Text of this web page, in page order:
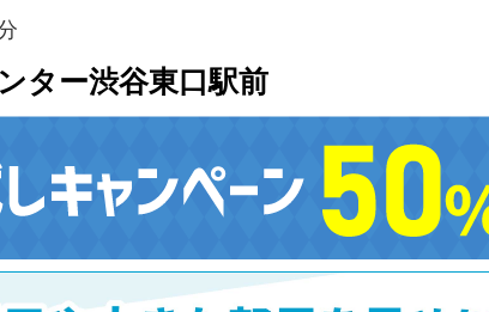
ター渋谷東口駅前